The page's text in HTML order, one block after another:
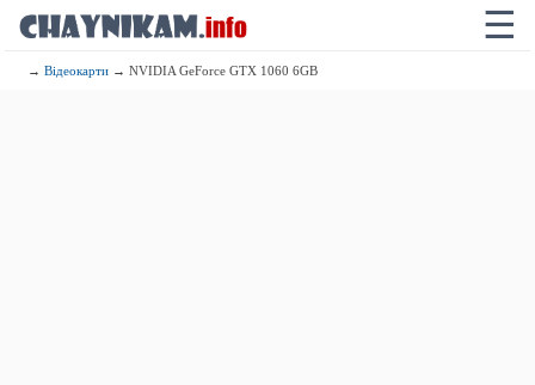
☰
→Відеокарти → NVIDIA GeForce GTX 1060 6GB